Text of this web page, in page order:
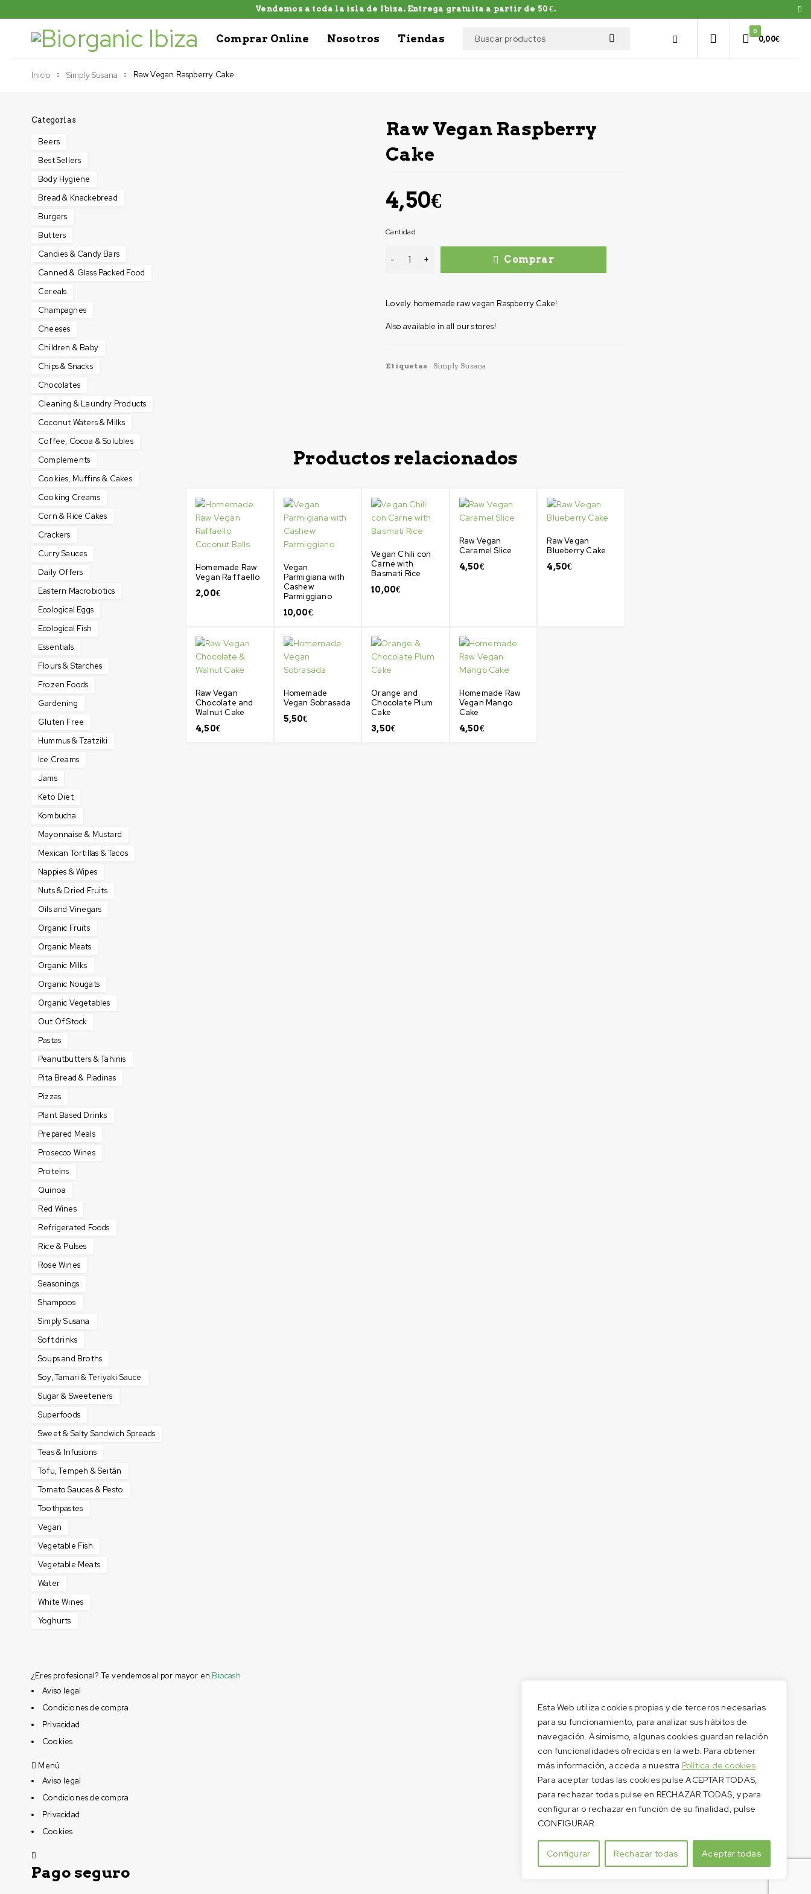
Esta Web utiliza cookies propias y de terceros necesarias
para su funcionamiento, para analizar sus hábitos de
navegación. Asimismo, algunas cookies guardan relación
con funcionalidades ofrecidas en la web. Para obtener
más información, acceda a nuestra Política de cookies.
Para aceptar todas las cookies pulse ACEPTAR TODAS,
para rechazar todas pulse en RECHAZAR TODAS, y para
configurar o rechazar en función de su finalidad, pulse
CONFIGURAR.
Configurar Rechazar todas Aceptar todas
Vendemos a toda la isla de Ibiza. Entrega gratuíta a partir de 50 €.
Comprar Online Nosotros Tiendas
0
0,00€
Inicio Simply Susana Raw Vegan Raspberry Cake
Categorias
Beers
Best Sellers
Body Hygiene
Bread & Knackebread
Burgers
Butters
Candies & Candy Bars
Canned & Glass Packed Food
Cereals
Champagnes
Cheeses
Children & Baby
Chips & Snacks
Chocolates
Cleaning & Laundry Products
Coconut Waters & Milks
Coffee, Cocoa & Solubles
Complements
Cookies, Muffins & Cakes
Cooking Creams
Corn & Rice Cakes
Crackers
Curry Sauces
Daily Offers
Eastern Macrobiotics
Ecological Eggs
Ecological Fish
Essentials
Flours & Starches
Frozen Foods
Gardening
Gluten Free
Hummus & Tzatziki
Ice Creams
Jams
Keto Diet
Kombucha
Mayonnaise & Mustard
Mexican Tortillas & Tacos
Nappies & Wipes
Nuts & Dried Fruits
Oils and Vinegars
Organic Fruits
Organic Meats
Organic Milks
Organic Nougats
Organic Vegetables
Out Of Stock
Pastas
Peanutbutters & Tahinis
Pita Bread & Piadinas
Pizzas
Plant Based Drinks
Prepared Meals
Prosecco Wines
Proteins
Quinoa
Red Wines
Refrigerated Foods
Rice & Pulses
Rose Wines
Seasonings
Shampoos
Simply Susana
Soft drinks
Soups and Broths
Soy, Tamari & Teriyaki Sauce
Sugar & Sweeteners
Superfoods
Sweet & Salty Sandwich Spreads
Teas & Infusions
Tofu, Tempeh & Seitán
Tomato Sauces & Pesto
Toothpastes
Vegan
Vegetable Fish
Vegetable Meats
Water
White Wines
Yoghurts
Raw Vegan Raspberry
Cake
Lovely homemade raw vegan Raspberry Cake!
Also available in all our stores!
4,50€
Cantidad
Comprar
Etiquetas Simply Susana
Productos relacionados
Homemade Raw
Vegan Raffaello
2,00€
Vegan
Parmigiana with
Cashew
Parmiggiano
10,00€
Vegan Chili con
Carne with
Basmati Rice
10,00€
Raw Vegan
Caramel Slice
4,50€
Raw Vegan
Blueberry Cake
4,50€
Raw Vegan
Chocolate and
Walnut Cake
4,50€
Homemade
Vegan Sobrasada
5,50€
Orange and
Chocolate Plum
Cake
3,50€
Homemade Raw
Vegan Mango
Cake
4,50€
¿Eres profesional? Te vendemos al por mayor en Biocash
Aviso legal
Condiciones de compra
Privacidad
Cookies
Menú
Aviso legal
Condiciones de compra
Privacidad
Cookies
Pago seguro